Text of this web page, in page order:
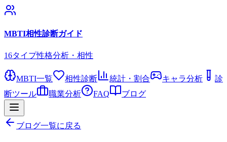
MBTI相性診断ガイド
16タイプ性格分析・相性
MBTI一覧 相性診断 統計・割合 キャラ分析
診
断ツール
職業分析 FAQ ブログ
ブログ一覧に戻る